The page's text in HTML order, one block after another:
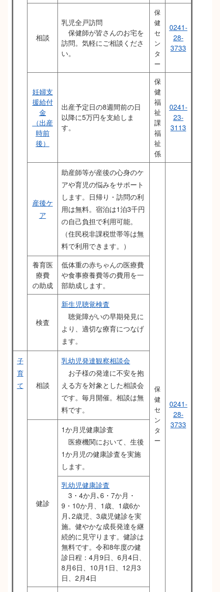
相談
乳児全戸訪問
保健師が皆さんのお宅を
訪問。気軽にご相談くださ
い。
保
健
セ
ン
タ
ー
0241-
28-
3733
妊婦支
援給付
金
（出産
時前
後）
出産予定日の8週間前の日
以降に5万円を支給しま
す。
保
健
福
祉
課
福
祉
係
0241-
23-
3113
産後ケ
ア
助産師等が産後の心身のケ
アや育児の悩みをサポート
します。日帰り・訪問の利
用は無料。宿泊は1泊3千円
の自己負担で利用可能。
（住民税非課税世帯等は無
料で利用できます。）
保
健
セ
ン
タ
ー
0241-
28-
3733
養育医
療費
の助成
低体重の赤ちゃんの医療費
や食事療養費等の費用を一
部助成します。
検査
新生児聴覚検査
聴覚障がいの早期発見に
より、適切な療育につなげ
ます。
子
育
て
相談
乳幼児発達観察相談会
お子様の発達に不安を抱
える方を対象とした相談会
です。毎月開催。相談は無
料です。
健診
1か月児健康診査
医療機関において、生後
1か月児の健康診査を実施
します。
乳幼児健康診査
3・4か月､6・7か月・
9・10か月、1歳、1歳6か
月､2歳児、3歳児健診を実
施。健やかな成⾧発達を継
続的に見守ります。健診は
無料です。令和8年度の健
診日程：4月9日、6月4日、
8月6日、10月1日、12月3
日、2月4日